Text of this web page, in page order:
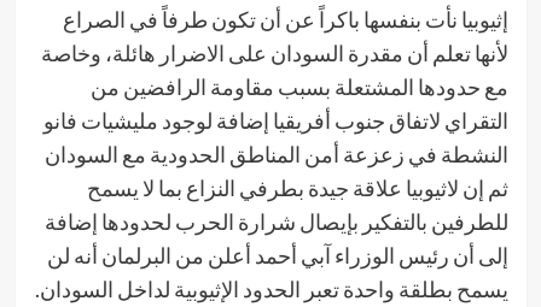
إثيوبيا نأت بنفسها باكراً عن أن تكون طرفاً في الصراع
لأنها تعلم أن مقدرة السودان على الاضرار هائلة، وخاصة
مع حدودها المشتعلة بسبب مقاومة الرافضين من
التقراي لاتفاق جنوب أفريقيا إضافة لوجود مليشيات فانو
النشطة في زعزعة أمن المناطق الحدودية مع السودان
ثم إن لاثيوبيا علاقة جيدة بطرفي النزاع بما لا يسمح
للطرفين بالتفكير بإيصال شرارة الحرب لحدودها إضافة
إلى أن رئيس الوزراء آبي أحمد أعلن من البرلمان أنه لن
يسمح بطلقة واحدة تعبر الحدود الإثيوبية لداخل السودان.